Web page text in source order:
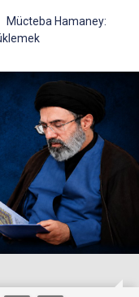
Mücteba Hamaney: